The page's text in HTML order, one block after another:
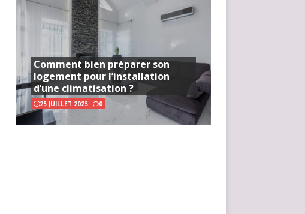
Comment bien préparer son
logement pour l’installation
d’une climatisation ?
25 JUILLET 2025 0